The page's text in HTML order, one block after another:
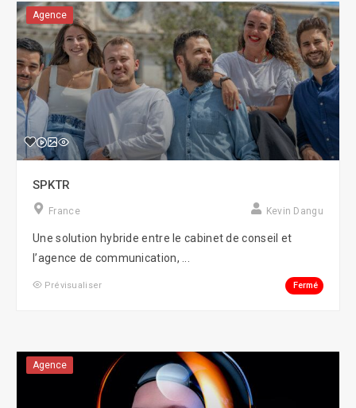
Agence
SPKTR
France Kevin Dangu
Une solution hybride entre le cabinet de conseil et
l’agence de communication, ...
Prévisualiser Fermé
Agence